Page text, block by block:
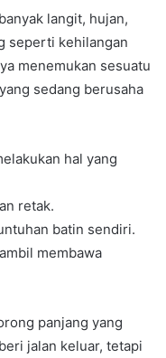
langit, hujan,
seperti kehilangan
menemukan sesuatu
sedang berusaha
hal yang
retak.
batin sendiri.
membawa
panjang yang
jalan keluar, tetapi